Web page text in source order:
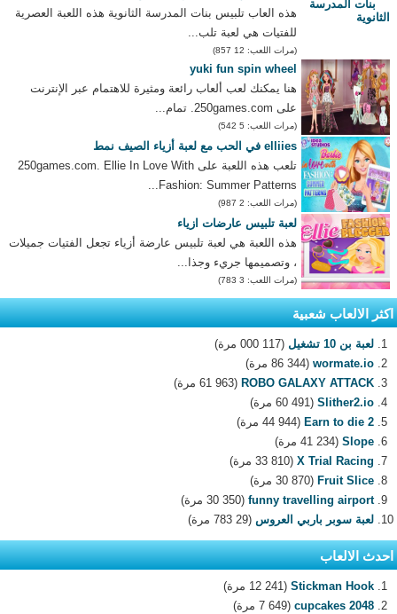
هذه العاب تلبيس بنات المدرسة الثانوية هذه اللعبة العصرية
للفتيات هي لعبة تلب...
(مرات اللعب: 12 857)
yuki fun spin wheel
هنا يمكنك لعب ألعاب رائعة ومثيرة للاهتمام عبر الإنترنت
على 250games.com. تمام...
(مرات اللعب: 5 542)
elliies في الحب مع لعبة أزياء الصيف نمط
تلعب هذه اللعبة على 250games.com. Ellie In Love With
Fashion: Summer Patterns...
(مرات اللعب: 2 987)
لعبة تلبيس عارضات ازياء
هذه اللعبة هي لعبة تلبيس عارضة أزياء تجعل الفتيات جميلات
، وتصميمها جريء وجذا...
(مرات اللعب: 3 783)
اكثر الالعاب شعبية
لعبة بن 10 تشغيل
(117 000 مرة)
wormate.io (86 344 مرة)
ROBO GALAXY ATTACK (61 963 مرة)
Slither2.io (60 491 مرة)
Earn to die 2 (44 944 مرة)
Slope (41 234 مرة)
X Trial Racing (33 810 مرة)
Fruit Slice (30 870 مرة)
funny travelling airport (30 350 مرة)
لعبة سوبر باربي العروس (29 783 مرة)
احدث الالعاب
Stickman Hook (12 241 مرة)
2048 cupcakes
(7 649 مرة)